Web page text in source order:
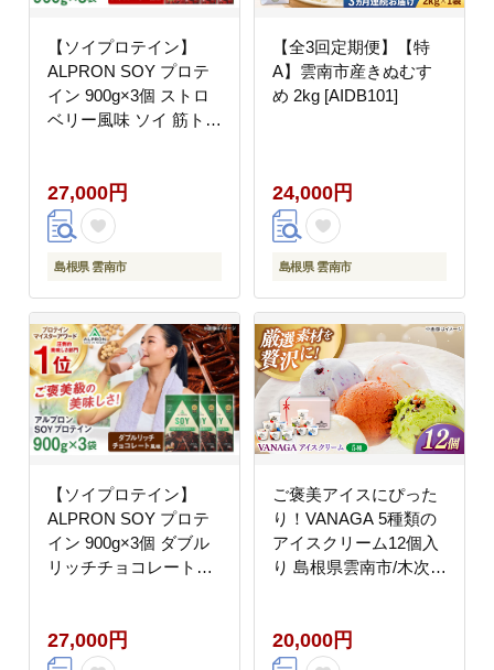
【ソイプロテイン】
ALPRON SOY プロテ
イン 900g×3個 ストロ
ベリー風味 ソイ 筋トレ
[AIAL120]
27,000円
島根県 雲南市
【全3回定期便】【特
A】雲南市産きぬむす
め 2kg [AIDB101]
24,000円
島根県 雲南市
【ソイプロテイン】
ALPRON SOY プロテ
イン 900g×3個 ダブル
リッチチョコレート風
会社アルプロン
[AIAL119]
27,000円
ご褒美アイスにぴった
り！VANAGA 5種類の
アイスクリーム12個入
り 島根県雲南市/木次乳
20,000円